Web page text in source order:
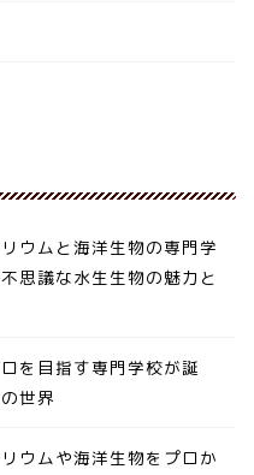
ウムと海洋生物の専門学
思議な水生生物の魅力と
を目指す専門学校が誕
世界
ウムや海洋生物をプロか